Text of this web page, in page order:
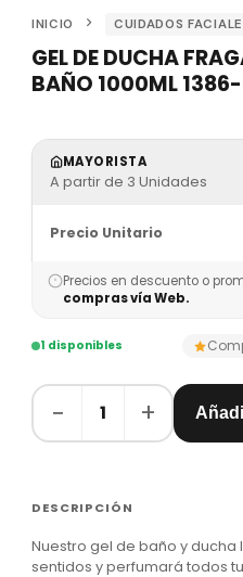
INICIO CUIDADOS
GEL DE DUCHA
BAÑO 1000ML
MAYORISTA
A partir de 3 Unidades
Precio Unitario
Precios en descuento o
compras vía Web.
1 disponibles
− 1 +
DESCRIPCIÓN
Nuestro gel de baño y
sentidos y perfumará todos